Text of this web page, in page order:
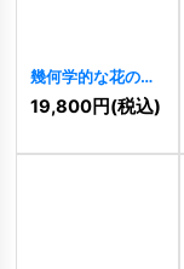
幾何学的な花のハ
ーモニーロゴ
10239]
19,800円(税込)